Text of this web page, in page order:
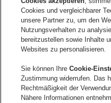
Geben Sie den
bitte unbedingt
ab
Die Verrechnung
direkt über die
Cookies und vergleichbarer
unsere Partner zu, um den
Nutzungsverhalten zu
bereitzustellen sowie Inhalte
Websites zu personalisieren.
Sie können IhreCookie-
Zustimmung widerrufen. Das
Rechtmäßigkeit der
Nähere Informationen